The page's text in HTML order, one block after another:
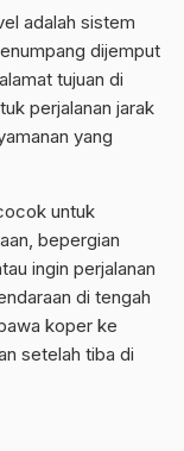
adalah sistem
dijemput
tujuan di
perjalanan jarak
yang
untuk
bepergian
ingin perjalanan
di tengah
koper ke
setelah tiba di